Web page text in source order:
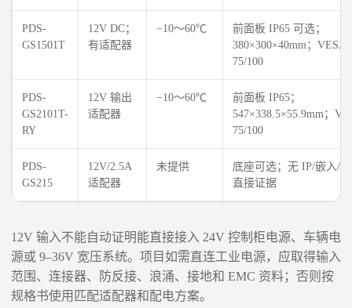
PDS-
GS1501T
12V DC；
有适配器
−10～60℃
前面板 IP65 可选；
380×300×40mm；VESA
75/100
PDS-
GS2101T-
RY
12V 输出
适配器
−10～60℃
前面板 IP65；
547×338.5×55.9mm；
75/100
PDS-
GS215
12V/2.5A
适配器
未提供
底座可选；无 IP/嵌入/
直接证据
12V 输入不能自动证明能直接接入 24V 控制柜电源、车辆电
源或 9–36V 宽压系统。项目如需直连工业电源，应取得输入
范围、连接器、防反接、浪涌、接地和 EMC 资料；否则按
规格书使用匹配适配器和配电方案。